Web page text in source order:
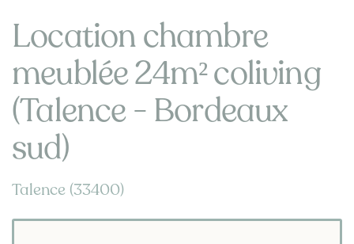
Location chambre
meublée 24m² coliving
(Talence - Bordeaux
sud)
Talence (33400)